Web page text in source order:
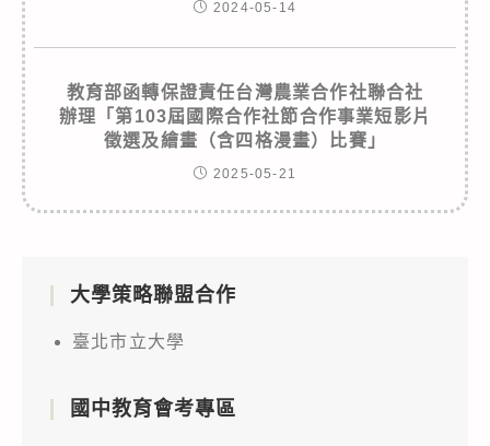
2024-05-14
教育部函轉保證責任台灣農業合作社聯合社
辦理「第103屆國際合作社節合作事業短影片
徵選及繪畫（含四格漫畫）比賽」
2025-05-21
大學策略聯盟合作
臺北市立大學
國中教育會考專區